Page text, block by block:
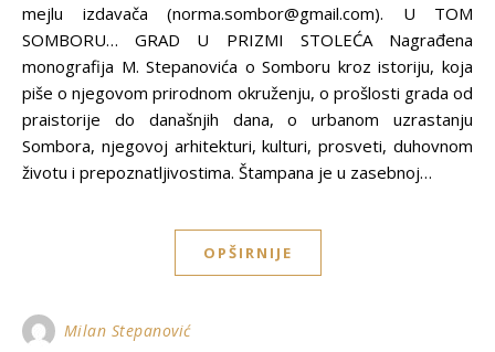
mejlu izdavača (norma.sombor@gmail.com). U TOM
SOMBORU… GRAD U PRIZMI STOLEĆA Nagrađena
monografija M. Stepanovića o Somboru kroz istoriju, koja
piše o njegovom prirodnom okruženju, o prošlosti grada od
praistorije do današnjih dana, o urbanom uzrastanju
Sombora, njegovoj arhitekturi, kulturi, prosveti, duhovnom
životu i prepoznatljivostima. Štampana je u zasebnoj…
OPŠIRNIJE
Milan Stepanović